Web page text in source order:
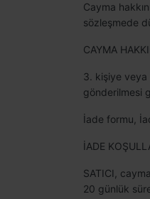
Cayma
sözleşmede
CAYMA
3. kişiye veya
gönderilmesi
İade formu,
İADE
SATICI,
20 günlük